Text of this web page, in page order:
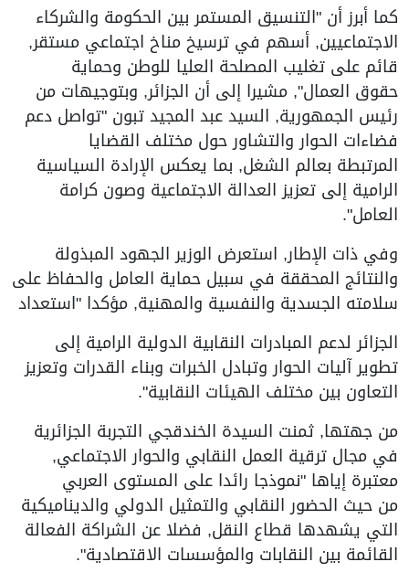
كما أبرز أن "التنسيق المستمر بين الحكومة والشركاء
الاجتماعيين, أسهم في ترسيخ مناخ اجتماعي مستقر,
قائم على تغليب المصلحة العليا للوطن وحماية
حقوق العمال", مشيرا إلى أن الجزائر, وبتوجيهات من
رئيس الجمهورية, السيد عبد المجيد تبون "تواصل دعم
فضاءات الحوار والتشاور حول مختلف القضايا
المرتبطة بعالم الشغل, بما يعكس الإرادة السياسية
الرامية إلى تعزيز العدالة الاجتماعية وصون كرامة
العامل".
وفي ذات الإطار, استعرض الوزير الجهود المبذولة
والنتائج المحققة في سبيل حماية العامل والحفاظ على
سلامته الجسدية والنفسية والمهنية, مؤكدا "استعداد
الجزائر لدعم المبادرات النقابية الدولية الرامية إلى
تطوير آليات الحوار وتبادل الخبرات وبناء القدرات وتعزيز
التعاون بين مختلف الهيئات النقابية".
من جهتها, ثمنت السيدة الخندقجي التجربة الجزائرية
في مجال ترقية العمل النقابي والحوار الاجتماعي,
معتبرة إياها "نموذجا رائدا على المستوى العربي
من حيث الحضور النقابي والتمثيل الدولي والديناميكية
التي يشهدها قطاع النقل, فضلا عن الشراكة الفعالة
القائمة بين النقابات والمؤسسات الاقتصادية".